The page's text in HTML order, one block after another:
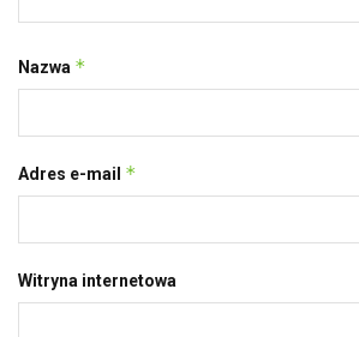
Nazwa *
Adres e-mail *
Witryna internetowa